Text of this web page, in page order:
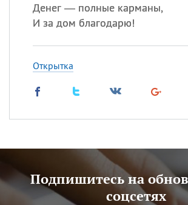
Денег — полные карманы,
И за дом благодарю!
Открытка
Подпишитесь на
соцсетях